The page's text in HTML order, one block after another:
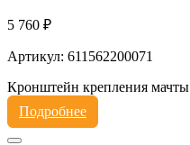
5 760 ₽
Артикул: 611562200071
Кронштейн крепления мачты
Подробнее